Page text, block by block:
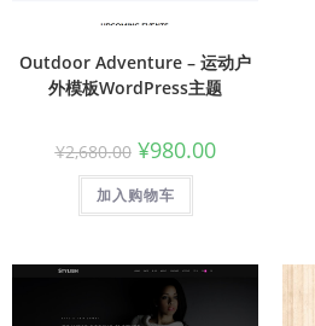
Outdoor Adventure – 运动户
外模板WordPress主题
¥2,680.00 ¥980.00
加入购物车